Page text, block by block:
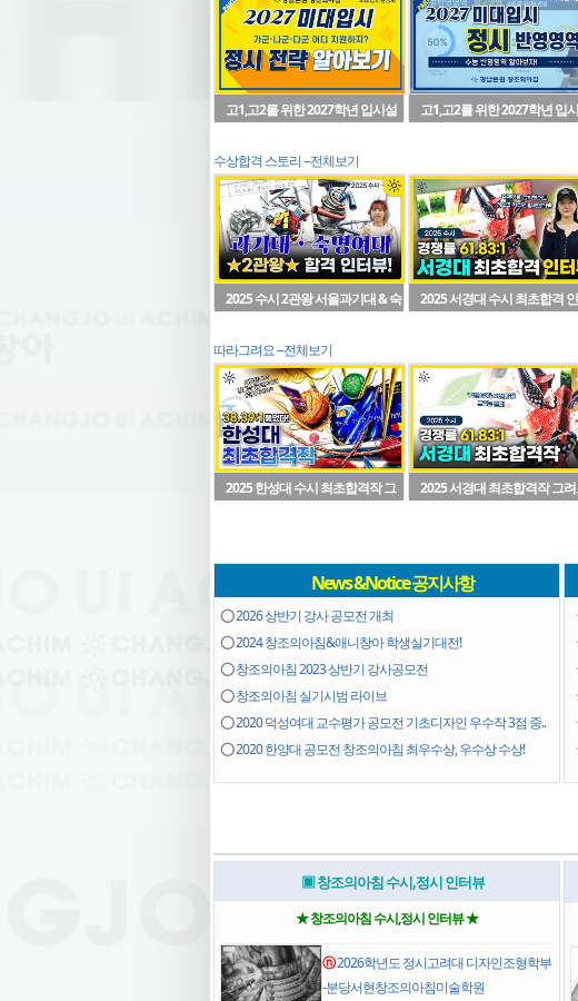
고1,고2를 위한 2027학년 입시설
고1,고2를 위한 2027학년 입
수상합격 스토리 --전체보기
2025 수시 2관왕 서울과기대 & 숙
2025 서경대 수시 최초합격
따라그려요 --전체보기
2025 한성대 수시 최초합격작 그
2025 서경대 최초합격작 그
News &Notice 공지사항
⭕2026 상반기 강사 공모전 개최
⭕2024 창조의아침&애니창아 학생실기대전!
⭕창조의아침 2023 상반기 강사공모전
⭕창조의아침 실기시범 라이브
⭕2020 덕성여대 교수평가 공모전 기초디자인 우수작 3점 중..
⭕2020 한양대 공모전 창조의아침 최우수상, 우수상 수상!
ㆍ
ㆍ
ㆍ
ㆍ
ㆍ
ㆍ
▣ 창조의아침 수시,정시 인터뷰
★ 창조의아침 수시,정시 인터뷰 ★
ⓝ2026학년도 정시고려대 디자인조형학부
-분당서현창조의아침미술학원